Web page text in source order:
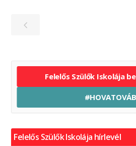
Felelős Szülők Iskolája
Felelős Szülők Iskolája hírlevél